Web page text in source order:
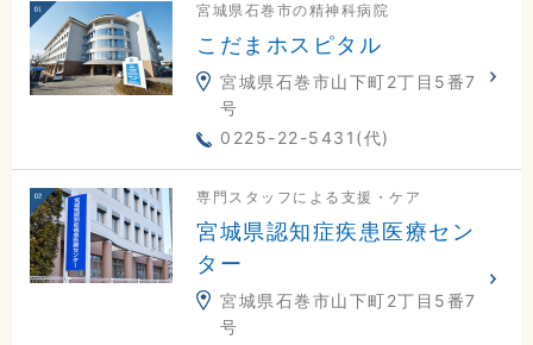
宮城県石巻市の精神科病院
こだまホスピタル
宮城県石巻市山下町2丁目5番7
号
0225-22-5431(代)
専門スタッフによる支援・ケア
宮城県認知症疾患医療セン
ター
宮城県石巻市山下町2丁目5番7
号